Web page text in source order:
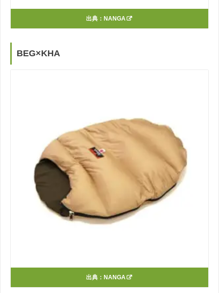
出典： NANGA
BEG×KHA
出典： NANGA